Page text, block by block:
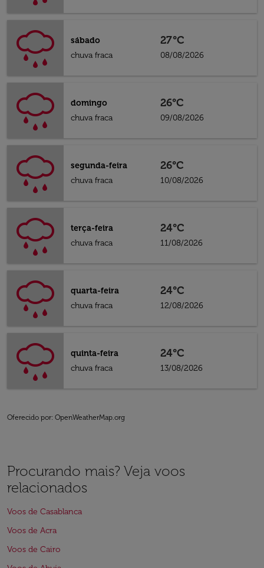
sábado
chuva fraca
27°C
08/08/2026
domingo
chuva fraca
26°C
09/08/2026
segunda-feira
chuva fraca
26°C
10/08/2026
terça-feira
chuva fraca
24°C
11/08/2026
quarta-feira
chuva fraca
24°C
12/08/2026
quinta-feira
chuva fraca
24°C
13/08/2026
Oferecido por: OpenWeatherMap.org
Procurando mais? Veja voos
relacionados
Voos de Casablanca
Voos de Acra
Voos de Cairo